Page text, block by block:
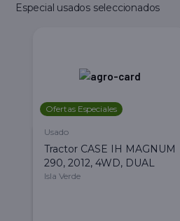
Especial usados seleccionados
Ofertas Especiales
Usado
Tractor CASE IH MAGNUM
290, 2012, 4WD, DUAL
Isla Verde